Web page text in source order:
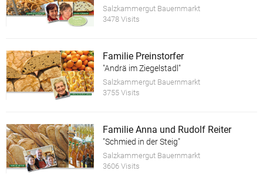
Salzkammergut Bauernmarkt
3478 Visits
Familie Preinstorfer
"Andrä im Ziegelstadl"
Salzkammergut Bauernmarkt
3755 Visits
Familie Anna und Rudolf Reiter
"Schmied in der Steig"
Salzkammergut Bauernmarkt
3606 Visits